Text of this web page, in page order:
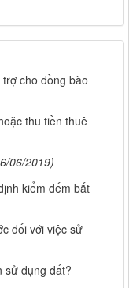
cho đồng bào
thu tiền thuê
06/2019)
kiểm đếm bắt
đối với việc sử
sử dụng đất?